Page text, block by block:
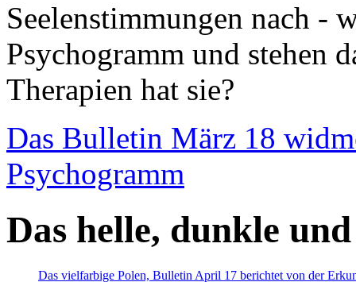
Seelenstimmungen nach -
Psychogramm und stehen
Therapien hat sie?
Das Bulletin März 18
Psychogramm
Das helle, dunkle
Das vielfarbige Polen, Bulletin April 17 berichtet von der